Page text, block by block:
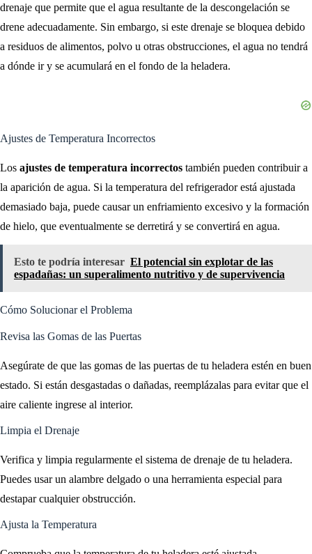
drenaje que permite que el agua resultante de la descongelación se
drene adecuadamente. Sin embargo, si este drenaje se bloquea debido
a residuos de alimentos, polvo u otras obstrucciones, el agua no tendrá
a dónde ir y se acumulará en el fondo de la heladera.
Ajustes de Temperatura Incorrectos
Los ajustes de temperatura incorrectos también pueden contribuir a
la aparición de agua. Si la temperatura del refrigerador está ajustada
demasiado baja, puede causar un enfriamiento excesivo y la formación
de hielo, que eventualmente se derretirá y se convertirá en agua.
Esto te podría interesar El potencial sin explotar de las
espadañas: un superalimento nutritivo y de supervivencia
Cómo Solucionar el Problema
Revisa las Gomas de las Puertas
Asegúrate de que las gomas de las puertas de tu heladera estén en buen
estado. Si están desgastadas o dañadas, reemplázalas para evitar que el
aire caliente ingrese al interior.
Limpia el Drenaje
Verifica y limpia regularmente el sistema de drenaje de tu heladera.
Puedes usar un alambre delgado o una herramienta especial para
destapar cualquier obstrucción.
Ajusta la Temperatura